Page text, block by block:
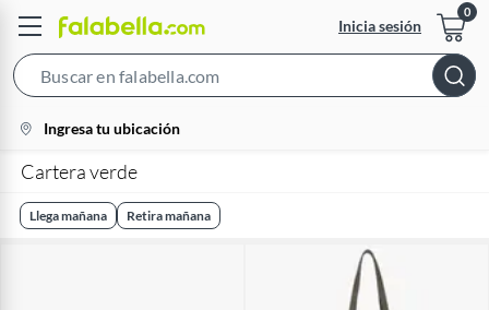
Inicia sesión
Bar
location-
icon
Ingresa tu ubicación
Cartera verde
Llega mañana Retira mañana